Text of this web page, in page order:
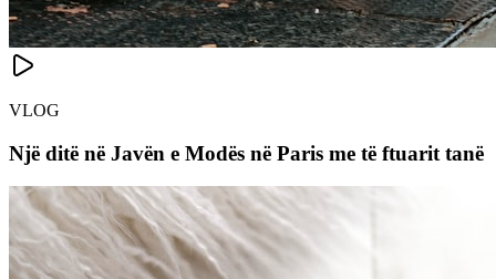
VLOG
Një ditë në Javën e Modës në Paris me të ftuarit tanë